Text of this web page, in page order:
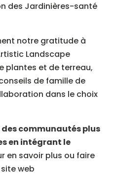
des Jardinières-santé
notre gratitude à
Landscape
plantes et de terreau,
de famille de
dans le choix
des communautés plus
en intégrant le
en savoir plus ou faire
web